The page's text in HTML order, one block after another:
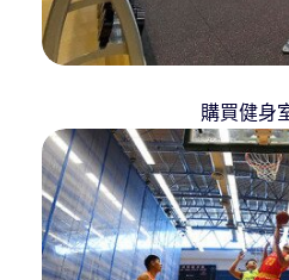
購買健身